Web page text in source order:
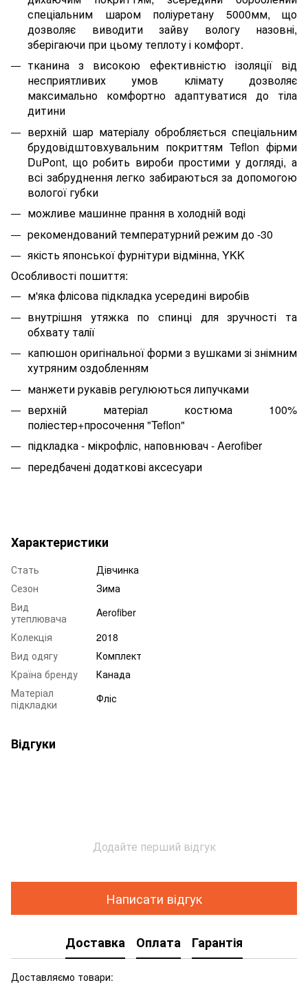
спеціальним шаром поліуретану 5000мм, що
дозволяє виводити зайву вологу назовні,
зберігаючи при цьому теплоту і комфорт.
тканина з високою ефективністю ізоляції від
несприятливих умов клімату дозволяє
максимально комфортно адаптуватися до тіла
дитини
верхній шар матеріалу обробляється спеціальним
брудовідштовхувальним покриттям Teflon фірми
DuPont, що робить вироби простими у догляді, а
всі забруднення легко забираються за допомогою
вологої губки
можливе машинне прання в холодній воді
рекомендований температурний режим до -30
якість японської фурнітури відмінна, YKK
Особливості пошиття:
м'яка флісова підкладка усередині виробів
внутрішня утяжка по спинці для зручності та
обхвату талії
капюшон оригінальної форми з вушками зі знімним
хутряним оздобленням
манжети рукавів регулюються липучками
верхній матеріал костюма 100%
поліестер+просочення "Teflon"
підкладка - мікрофліс, наповнювач - Aerofiber
передбачені додаткові аксесуари
Характеристики
Стать
Дівчинка
Сезон
Зима
Вид
утеплювача
Aerofiber
Колекція
2018
Вид одягу
Комплект
Країна бренду
Канада
Матеріал
підкладки
Фліс
Відгуки
Додайте перший відгук
Написати відгук
Доставка Оплата Гарантія
Доставляємо товари: